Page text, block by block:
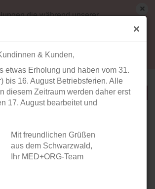
& Kunden,
etwas Erholung und haben vom 31.
bis 16. August Betriebsferien. Alle
diesem Zeitraum werden daher erst
17. August bearbeitet und
Mit freundlichen Grüßen
aus dem Schwarzwald,
Ihr MED+ORG-Team
die während unserer
(31. Juli ab 12:00 Uhr bis 16.
mit weißem Verschluss (500l)